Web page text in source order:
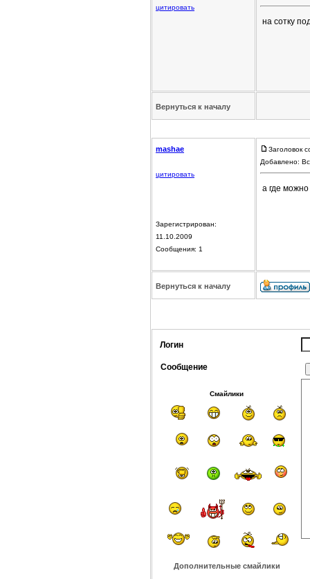
цитировать
на сотку
Вернуться к началу
mashae
цитировать
Зарегистрирован:
11.10.2009
Сообщения: 1
Заголовок
Добавлено:
а где
Вернуться к началу
Логин
Сообщение
Смайлики
Дополнительные смайлики